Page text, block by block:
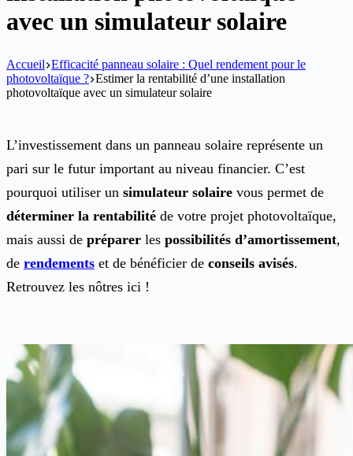
avec un simulateur solaire
Accueil Efficacité panneau solaire : Quel rendement pour le
photovoltaïque ? Estimer la rentabilité d’une installation
photovoltaïque avec un simulateur solaire
L’investissement dans un panneau solaire représente un
pari sur le futur important au niveau financier. C’est
pourquoi utiliser un simulateur solaire vous permet de
déterminer la rentabilité de votre projet photovoltaïque,
mais aussi de préparer les possibilités d’amortissement,
de rendements et de bénéficier de conseils avisés.
Retrouvez les nôtres ici !